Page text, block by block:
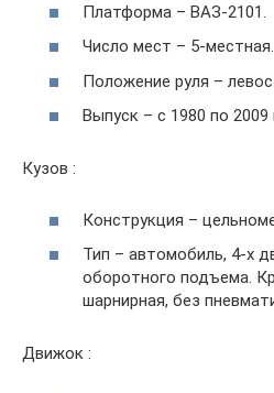
Платформа – ВАЗ-2101.
Число мест – 5-местная.
Положение руля –
Выпуск – с 1980 по 2009
Кузов :
Конструкция –
Тип – автомобиль, 4-х
оборотного подъема.
шарнирная, без
Движок :